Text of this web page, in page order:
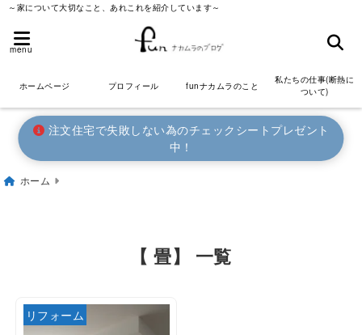
～家について大切なこと、あれこれを紹介しています～
menu
ホームページ プロフィール funナカムラのこと
私たちの仕事(断熱に
ついて)
注文住宅で失敗しない為のチェックシートプレゼント
中！
ホーム
【 畳】 一覧
リフォーム